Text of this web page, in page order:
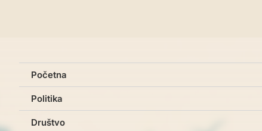
Početna
Politika
Društvo